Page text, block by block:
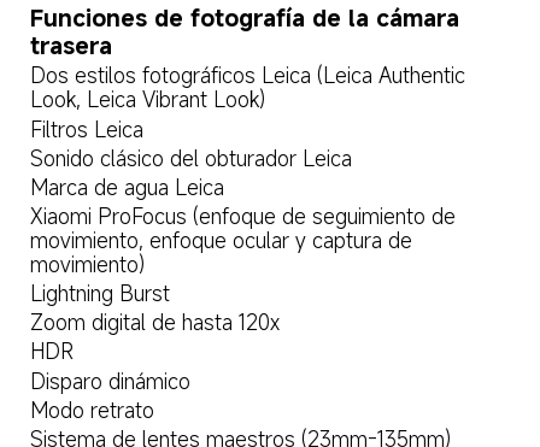
Funciones de fotografía de la cámara
trasera
Dos estilos fotográficos Leica (Leica Authentic
Look, Leica Vibrant Look)
Filtros Leica
Sonido clásico del obturador Leica
Marca de agua Leica
Xiaomi ProFocus (enfoque de seguimiento de
movimiento, enfoque ocular y captura de
movimiento)
Lightning Burst
Zoom digital de hasta 120x
HDR
Disparo dinámico
Modo retrato
Sistema de lentes maestros (23mm-135mm)